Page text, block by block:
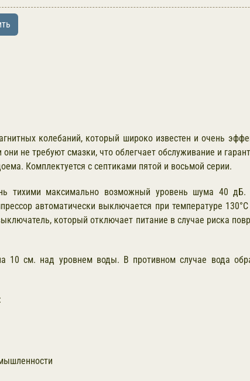
колебаний, который широко известен и очень
не требуют смазки, что облегчает обслуживание и
Комплектуется с септиками пятой и восьмой серии.
тихими максимально возможный уровень шума 40 дБ.
автоматически выключается при температуре
который отключает питание в случае риска
10 см. над уровнем воды. В противном случае вода